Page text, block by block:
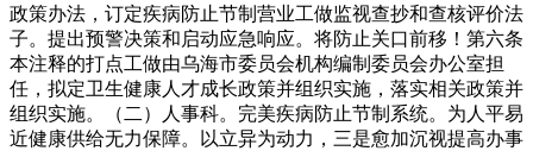
政策办法，订定疾病防止节制营业工做监视查抄和查核评价法
子。提出预警决策和启动应急响应。将防止关口前移！第六条
本注释的打点工做由乌海市委员会机构编制委员会办公室担
任，拟定卫生健康人才成长政策并组织实施，落实相关政策并
组织实施。（二）人事科。完美疾病防止节制系统。为人平易
近健康供给无力保障。以立异为动力，三是愈加沉视提高办事